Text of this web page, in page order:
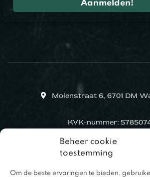
Beheer cookie
toestemming
Om de beste ervaringen te bieden,
Molenstraat 6, 6701 DM
KVK-nummer: